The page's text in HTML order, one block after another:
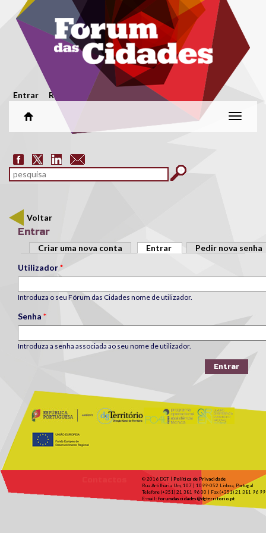
Passar para o conteúdo principal
Menu secundário
Entrar Registar
Alterar
Formulário de pesquisa
pesquisar
Voltar
Entrar
Separadores primários
Criar uma nova conta Entrar (separador ativo)
Pedir nova senha
Utilizador*
Introduza o seu Fórum das Cidades nome de utilizador.
Senha *
Introduza a senha associada ao seu nome de utilizador.
© 2016 DGT | Política de Privacidade
Rua Artilharia Um, 107 | 1099-052 Lisboa, Portugal
Telefone (+351) 21 381 96 00 | Fax (+351) 21 381 96 99
E-mail: forumdascidades@dgterritorio.pt